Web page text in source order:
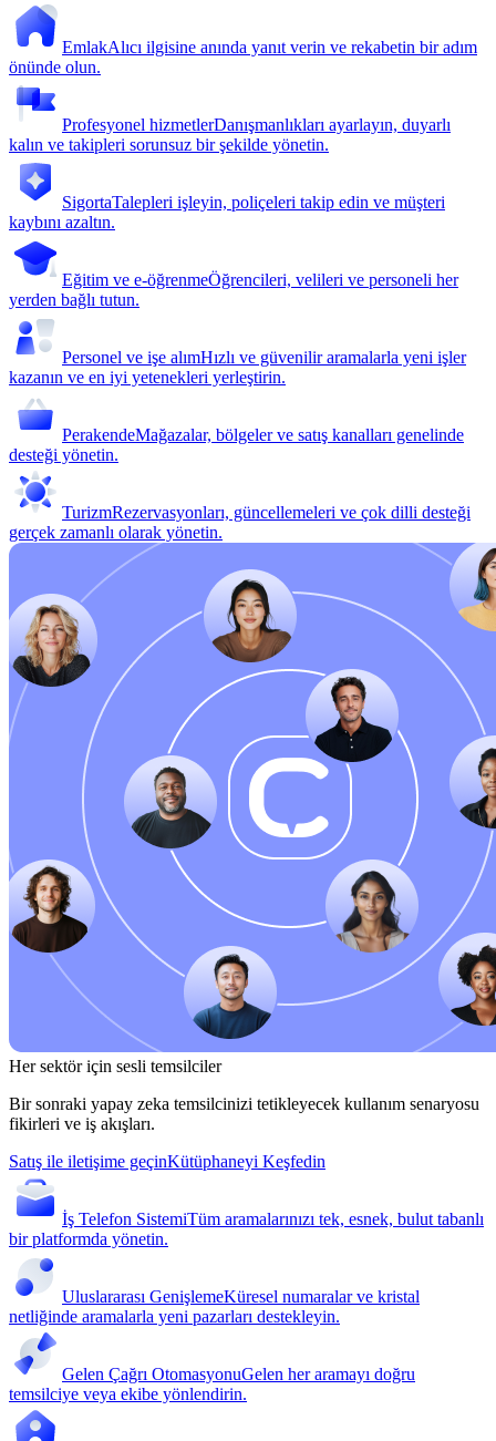
EmlakAlıcı ilgisine anında yanıt verin ve rekabetin bir adım
önünde olun.
Profesyonel hizmetlerDanışmanlıkları ayarlayın, duyarlı
kalın ve takipleri sorunsuz bir şekilde yönetin.
SigortaTalepleri işleyin, poliçeleri takip edin ve müşteri
kaybını azaltın.
Eğitim ve e-öğrenmeÖğrencileri, velileri ve personeli her
yerden bağlı tutun.
Personel ve işe alımHızlı ve güvenilir aramalarla yeni işler
kazanın ve en iyi yetenekleri yerleştirin.
PerakendeMağazalar, bölgeler ve satış kanalları genelinde
desteği yönetin.
TurizmRezervasyonları, güncellemeleri ve çok dilli desteği
gerçek zamanlı olarak yönetin.
Her sektör için sesli temsilciler
Bir sonraki yapay zeka temsilcinizi tetikleyecek kullanım senaryosu
fikirleri ve iş akışları.
Satış ile iletişime geçinKütüphaneyi Keşfedin
İş Telefon SistemiTüm aramalarınızı tek, esnek, bulut tabanlı
bir platformda yönetin.
Uluslararası GenişlemeKüresel numaralar ve kristal
netliğinde aramalarla yeni pazarları destekleyin.
Gelen Çağrı OtomasyonuGelen her aramayı doğru
temsilciye veya ekibe yönlendirin.